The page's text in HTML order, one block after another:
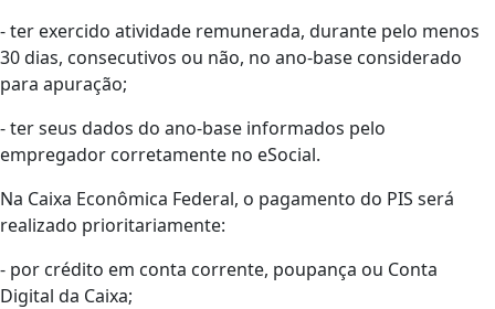
- ter exercido atividade remunerada, durante pelo menos
30 dias, consecutivos ou não, no ano-base considerado
para apuração;
- ter seus dados do ano-base informados pelo
empregador corretamente no eSocial.
Na Caixa Econômica Federal, o pagamento do PIS será
realizado prioritariamente:
- por crédito em conta corrente, poupança ou Conta
Digital da Caixa;